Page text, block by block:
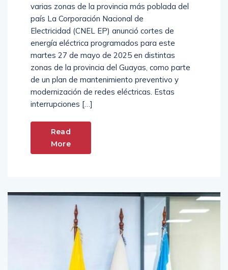
varias zonas de la provincia más poblada del
país La Corporación Nacional de
Electricidad (CNEL EP) anunció cortes de
energía eléctrica programados para este
martes 27 de mayo de 2025 en distintas
zonas de la provincia del Guayas, como parte
de un plan de mantenimiento preventivo y
modernización de redes eléctricas. Estas
interrupciones […]
Read
More